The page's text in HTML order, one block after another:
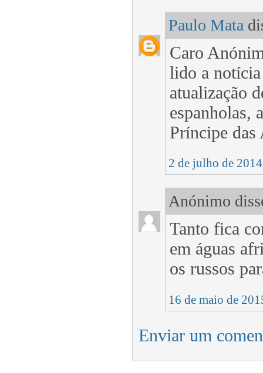
Paulo Mata
Caro
lido a notícia
atualização
espanholas,
Príncipe
2 de julho de
Anónimo
Tanto fica
em águas
os russos
16 de maio de
Enviar um